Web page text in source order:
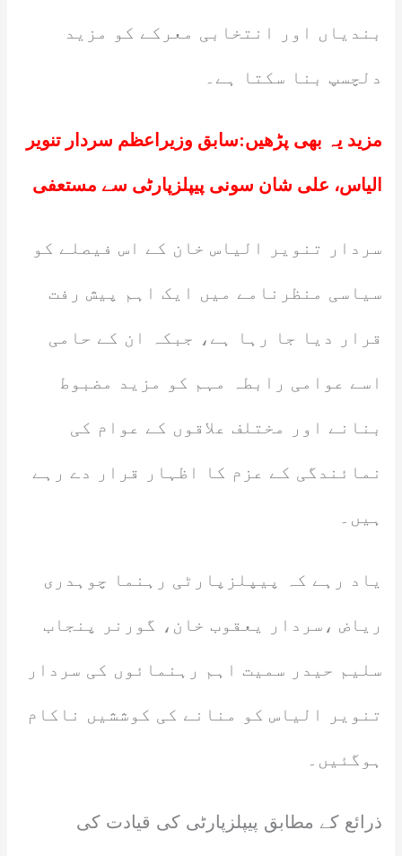
بندیاں اور انتخابی معرکے کو مزید
دلچسپ بنا سکتا ہے۔
مزید یہ بھی پڑھیں:سابق وزیراعظم سردار تنویر
الیاس، علی شان سونی پیپلزپارٹی سے مستعفی
سردار تنویر الیاس خان کے اس فیصلے کو
سیاسی منظرنامے میں ایک اہم پیش رفت
قرار دیا جا رہا ہے، جبکہ ان کے حامی
اسے عوامی رابطہ مہم کو مزید مضبوط
بنانے اور مختلف علاقوں کے عوام کی
نمائندگی کے عزم کا اظہار قرار دے رہے
ہیں۔
یاد رہے کہ پیپلزپارٹی رہنما چوہدری
ریاض ،سردار یعقوب خان، گورنر پنجاب
سلیم حیدر سمیت اہم رہنمائوں کی سردار
تنویر الیاس کو منانے کی کوششیں ناکام
ہوگئیں۔
ذرائع کے مطابق پیپلزپارٹی کی قیادت کی